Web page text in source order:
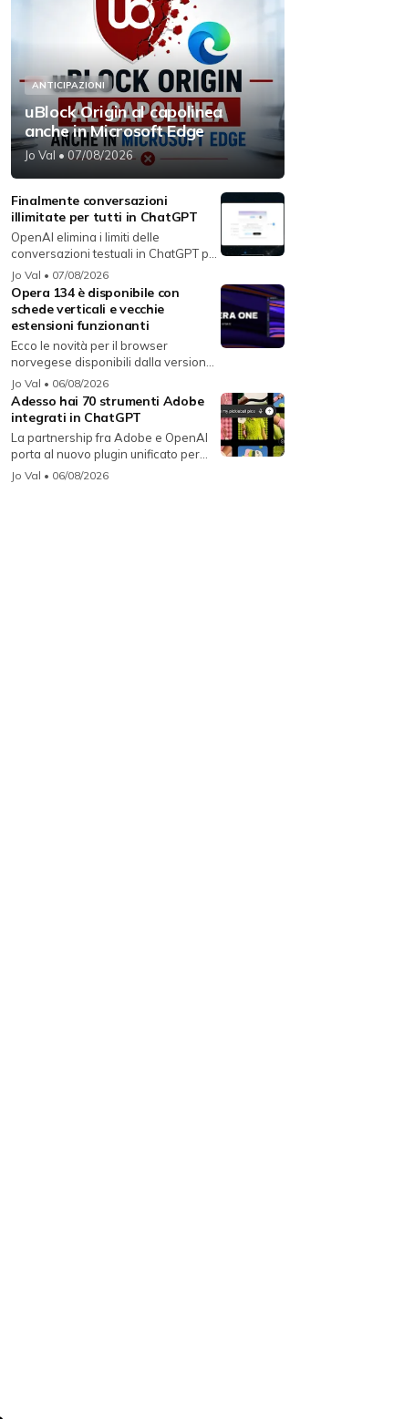
ANTICIPAZIONI
uBlock Origin al capolinea
anche in Microsoft Edge
Jo Val • 07/08/2026
Finalmente conversazioni
illimitate per tutti in ChatGPT
OpenAI elimina i limiti delle
conversazioni testuali in ChatGPT per
i...
Jo Val • 07/08/2026
Opera 134 è disponibile con
schede verticali e vecchie
estensioni funzionanti
Ecco le novità per il browser
norvegese disponibili dalla versione
134...
Jo Val • 06/08/2026
Adesso hai 70 strumenti Adobe
integrati in ChatGPT
La partnership fra Adobe e OpenAI
porta al nuovo plugin unificato per...
Jo Val • 06/08/2026